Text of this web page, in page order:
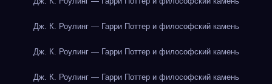
Дж. К. Роулинг — Гарри Поттер и философский камень
Дж. К. Роулинг — Гарри Поттер и философский камень
Дж. К. Роулинг — Гарри Поттер и философский камень